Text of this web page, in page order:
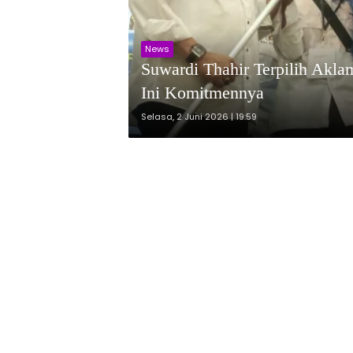
News
Suwardi Thahir Terpilih
Ini Komitmennya
Selasa, 2 Juni 2026 | 19:59